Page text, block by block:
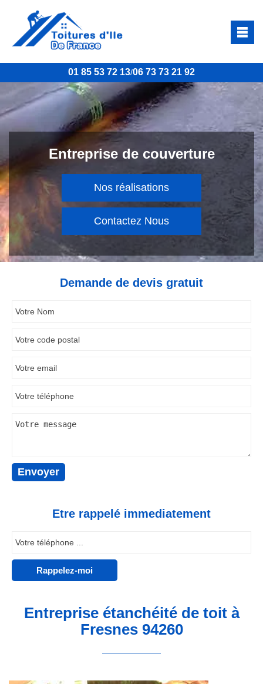
01 85 53 72 13/06 73 73 21 92
Entreprise de couverture
Nos réalisations
Contactez Nous
Demande de devis gratuit
Etre rappelé immediatement
Entreprise étanchéité de toit à
Fresnes 94260